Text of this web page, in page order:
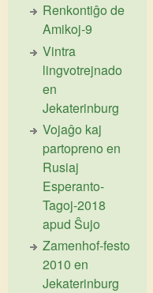
Renkontiĝo de
Amikoj-9
Vintra
lingvotrejnado
en
Jekaterinburg
Vojaĝo kaj
partopreno en
Rusiaj
Esperanto-
Tagoj-2018
apud Ŝujo
Zamenhof-festo
2010 en
Jekaterinburg